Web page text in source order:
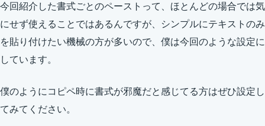
今回紹介した書式ごとのペーストって、ほとんどの場合では気
にせず使えることではあるんですが、シンプルにテキストのみ
を貼り付けたい機械の方が多いので、僕は今回のような設定に
しています。
僕のようにコピペ時に書式が邪魔だと感じてる方はぜひ設定し
てみてください。